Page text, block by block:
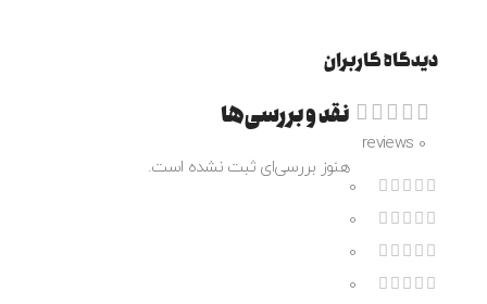
دیدگاه کاربران
0 reviews
0
0
0
0
نقد و بررسی‌ها
هنوز بررسی‌ای ثبت نشده است.